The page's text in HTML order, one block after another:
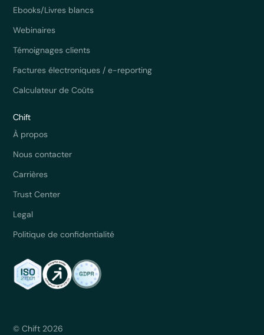
Ebooks/Livres blancs
Webinaires
Témoignages clients
Factures électroniques / e-reporting
Calculateur de Coûts
Chift
À propos
Nous contacter
Carrières
Trust Center
Legal
Politique de confidentialité
© Chift 2026